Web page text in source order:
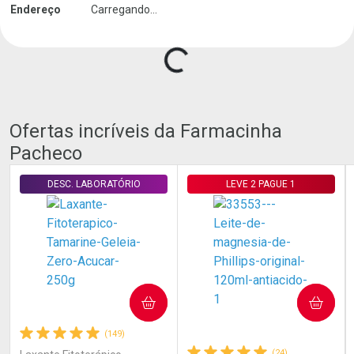
Endereço Carregando...
Carregando produtos do seller...
Ofertas incríveis da Farmacinha
Pacheco
(149)
DESC. LABORATÓRIO
COMPRAR
LEVE 2 PAGUE 1
COMPRAR